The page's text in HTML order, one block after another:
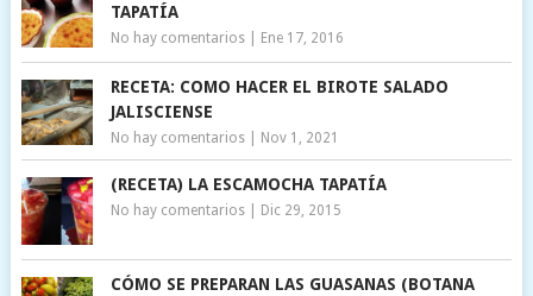
TAPATÍA
No hay comentarios| Ene 17, 2016
RECETA: COMO HACER EL BIROTE SALADO
JALISCIENSE
No hay comentarios| Nov 1, 2021
(RECETA) LA ESCAMOCHA TAPATÍA
No hay comentarios| Dic 29, 2015
CÓMO SE PREPARAN LAS GUASANAS (BOTANA